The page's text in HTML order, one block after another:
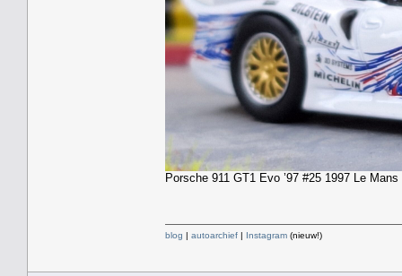
Porsche 911 GT1 Evo ’97 #25 1997 Le
blog | autoarchief | Instagram (nieuw!)